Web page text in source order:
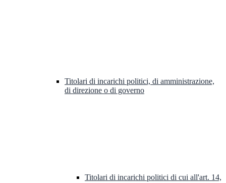
Titolari di incarichi politici, di amministrazione,
di direzione o di governo
Titolari di incarichi politici di cui all'art. 14,